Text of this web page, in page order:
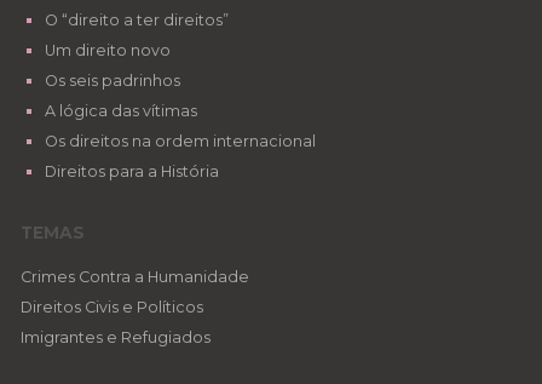
O “direito a ter direitos”
Um direito novo
Os seis padrinhos
A lógica das vítimas
Os direitos na ordem internacional
Direitos para a História
TEMAS
Crimes Contra a Humanidade
Direitos Civis e Políticos
Imigrantes e Refugiados